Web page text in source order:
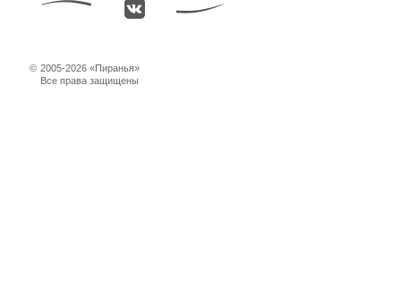
© 2005-2026 «Пиранья»
Все права защищены